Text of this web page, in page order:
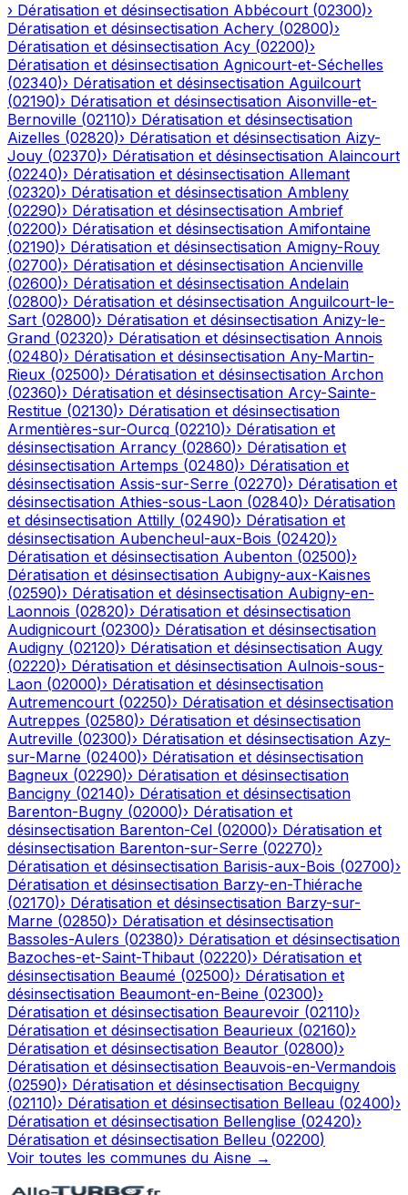
› Dératisation et désinsectisation Abbécourt (02300)›
Dératisation et désinsectisation Achery (02800)›
Dératisation et désinsectisation Acy (02200)›
Dératisation et désinsectisation Agnicourt-et-Séchelles
(02340)› Dératisation et désinsectisation Aguilcourt
(02190)› Dératisation et désinsectisation Aisonville-et-
Bernoville (02110)› Dératisation et désinsectisation
Aizelles (02820)› Dératisation et désinsectisation Aizy-
Jouy (02370)› Dératisation et désinsectisation Alaincourt
(02240)› Dératisation et désinsectisation Allemant
(02320)› Dératisation et désinsectisation Ambleny
(02290)› Dératisation et désinsectisation Ambrief
(02200)› Dératisation et désinsectisation Amifontaine
(02190)› Dératisation et désinsectisation Amigny-Rouy
(02700)› Dératisation et désinsectisation Ancienville
(02600)› Dératisation et désinsectisation Andelain
(02800)› Dératisation et désinsectisation Anguilcourt-le-
Sart (02800)› Dératisation et désinsectisation Anizy-le-
Grand (02320)› Dératisation et désinsectisation Annois
(02480)› Dératisation et désinsectisation Any-Martin-
Rieux (02500)› Dératisation et désinsectisation Archon
(02360)› Dératisation et désinsectisation Arcy-Sainte-
Restitue (02130)› Dératisation et désinsectisation
Armentières-sur-Ourcq (02210)› Dératisation et
désinsectisation Arrancy (02860)› Dératisation et
désinsectisation Artemps (02480)› Dératisation et
désinsectisation Assis-sur-Serre (02270)› Dératisation et
désinsectisation Athies-sous-Laon (02840)› Dératisation
et désinsectisation Attilly (02490)› Dératisation et
désinsectisation Aubencheul-aux-Bois (02420)›
Dératisation et désinsectisation Aubenton (02500)›
Dératisation et désinsectisation Aubigny-aux-Kaisnes
(02590)› Dératisation et désinsectisation Aubigny-en-
Laonnois (02820)› Dératisation et désinsectisation
Audignicourt (02300)› Dératisation et désinsectisation
Audigny (02120)› Dératisation et désinsectisation Augy
(02220)› Dératisation et désinsectisation Aulnois-sous-
Laon (02000)› Dératisation et désinsectisation
Autremencourt (02250)› Dératisation et désinsectisation
Autreppes (02580)› Dératisation et désinsectisation
Autreville (02300)› Dératisation et désinsectisation Azy-
sur-Marne (02400)› Dératisation et désinsectisation
Bagneux (02290)› Dératisation et désinsectisation
Bancigny (02140)› Dératisation et désinsectisation
Barenton-Bugny (02000)› Dératisation et
désinsectisation Barenton-Cel (02000)› Dératisation et
désinsectisation Barenton-sur-Serre (02270)›
Dératisation et désinsectisation Barisis-aux-Bois (02700)›
Dératisation et désinsectisation Barzy-en-Thiérache
(02170)› Dératisation et désinsectisation Barzy-sur-
Marne (02850)› Dératisation et désinsectisation
Bassoles-Aulers (02380)› Dératisation et désinsectisation
Bazoches-et-Saint-Thibaut (02220)› Dératisation et
désinsectisation Beaumé (02500)› Dératisation et
désinsectisation Beaumont-en-Beine (02300)›
Dératisation et désinsectisation Beaurevoir (02110)›
Dératisation et désinsectisation Beaurieux (02160)›
Dératisation et désinsectisation Beautor (02800)›
Dératisation et désinsectisation Beauvois-en-Vermandois
(02590)› Dératisation et désinsectisation Becquigny
(02110)› Dératisation et désinsectisation Belleau (02400)›
Dératisation et désinsectisation Bellenglise (02420)›
Dératisation et désinsectisation Belleu (02200)
Voir toutes les communes du Aisne →